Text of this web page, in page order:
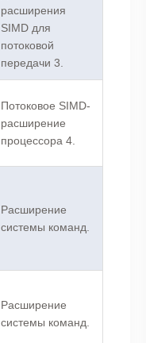
расширения
SIMD для
потоковой
передачи 3.
Потоковое SIMD-
расширение
процессора 4.
Расширение
системы команд.
Расширение
системы команд.